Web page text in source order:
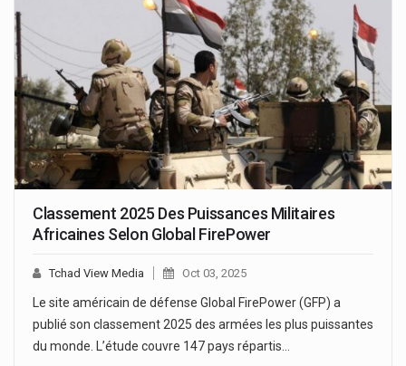
Classement 2025 Des Puissances Militaires
Africaines Selon Global FirePower
Tchad View Media Oct 03, 2025
Le site américain de défense Global FirePower (GFP) a
publié son classement 2025 des armées les plus puissantes
du monde. L’étude couvre 147 pays répartis…